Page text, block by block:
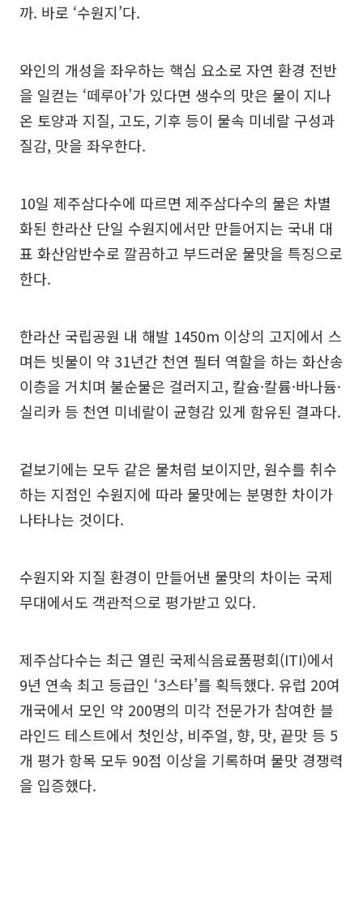
까. 바로 ‘수원지’다.
와인의 개성을 좌우하는 핵심 요소로 자연 환경 전반
을 일컫는 ‘떼루아’가 있다면 생수의 맛은 물이 지나
온 토양과 지질, 고도, 기후 등이 물속 미네랄 구성과
질감, 맛을 좌우한다.
10일 제주삼다수에 따르면 제주삼다수의 물은 차별
화된 한라산 단일 수원지에서만 만들어지는 국내 대
표 화산암반수로 깔끔하고 부드러운 물맛을 특징으로
한다.
한라산 국립공원 내 해발 1450m 이상의 고지에서 스
며든 빗물이 약 31년간 천연 필터 역할을 하는 화산송
이층을 거치며 불순물은 걸러지고, 칼슘·칼륨·바나듐·
실리카 등 천연 미네랄이 균형감 있게 함유된 결과다.
겉보기에는 모두 같은 물처럼 보이지만, 원수를 취수
하는 지점인 수원지에 따라 물맛에는 분명한 차이가
나타나는 것이다.
수원지와 지질 환경이 만들어낸 물맛의 차이는 국제
무대에서도 객관적으로 평가받고 있다.
제주삼다수는 최근 열린 국제식음료품평회(ITI)에서
9년 연속 최고 등급인 ‘3스타’를 획득했다. 유럽 20여
개국에서 모인 약 200명의 미각 전문가가 참여한 블
라인드 테스트에서 첫인상, 비주얼, 향, 맛, 끝맛 등 5
개 평가 항목 모두 90점 이상을 기록하며 물맛 경쟁력
을 입증했다.